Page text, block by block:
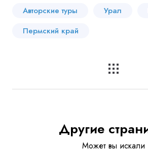
Авторские туры Урал
Пермский край
Другие
Может вы искали